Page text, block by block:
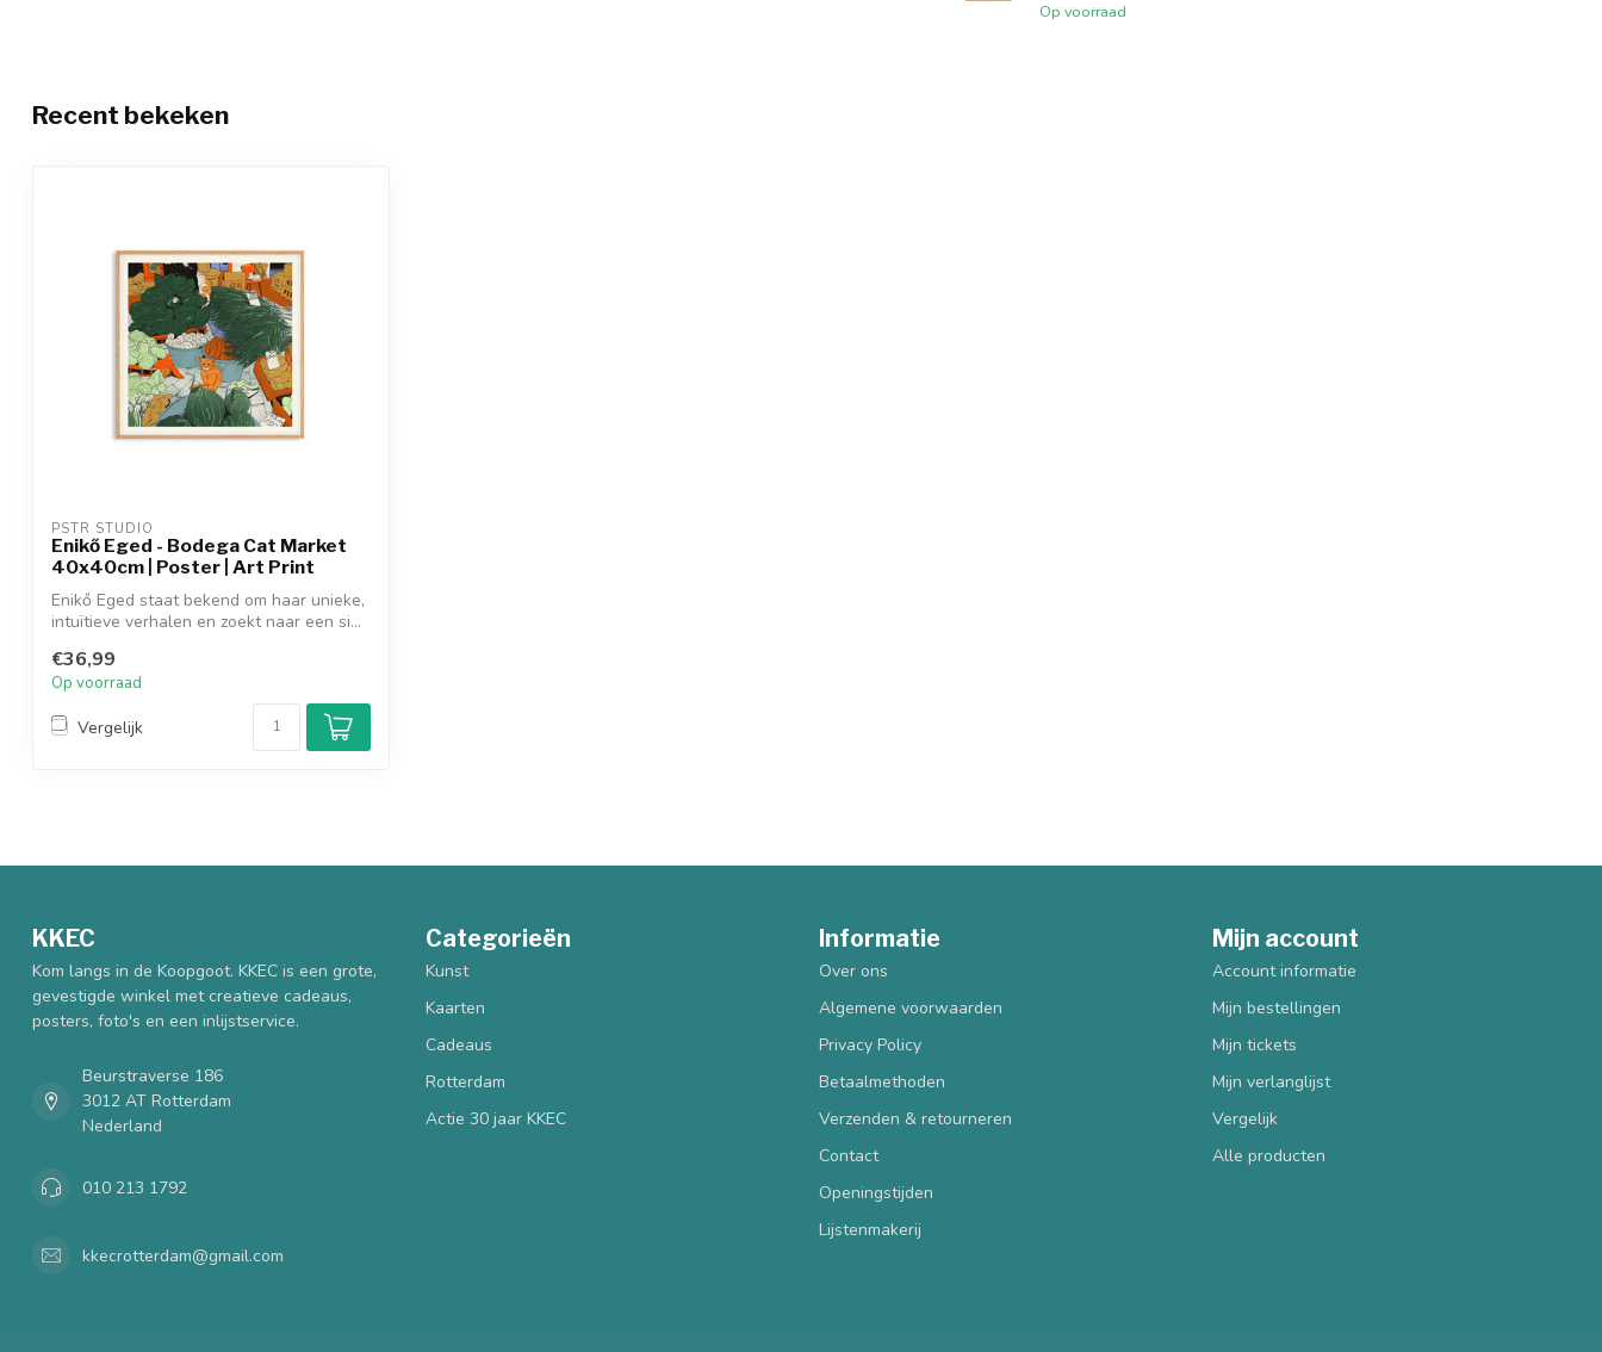
Op voorraad
Recent bekeken
PSTR STUDIO
Enikő Eged - Bodega Cat Market
40x40cm | Poster | Art Print
Enikő Eged staat bekend om haar unieke,
intuïtieve verhalen en zoekt naar een si...
€36,99
Op voorraad
Vergelijk
KKEC
Kom langs in de Koopgoot. KKEC is een grote,
gevestigde winkel met creatieve cadeaus,
posters, foto's en een inlijstservice.
Beurstraverse 186
3012 AT Rotterdam
Nederland
010 213 1792
kkecrotterdam@gmail.com
Categorieën
Kunst
Kaarten
Cadeaus
Rotterdam
Actie 30 jaar KKEC
Informatie
Over ons
Algemene voorwaarden
Privacy Policy
Betaalmethoden
Verzenden & retourneren
Contact
Openingstijden
Lijstenmakerij
Mijn account
Account informatie
Mijn bestellingen
Mijn tickets
Mijn verlanglijst
Vergelijk
Alle producten